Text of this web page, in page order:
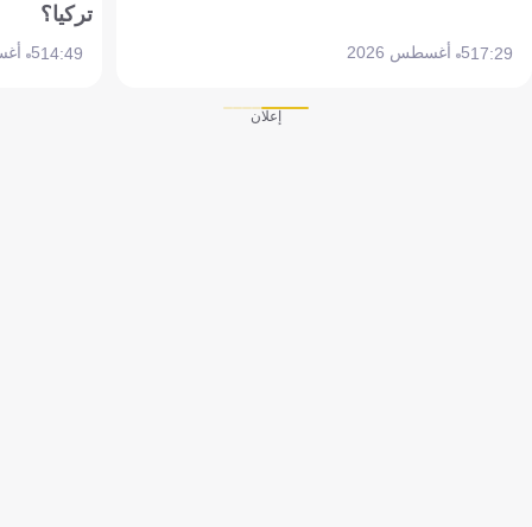
17:295 أغسطس 2026
تركيا؟
14:495 أغسطس 2026
إعلان